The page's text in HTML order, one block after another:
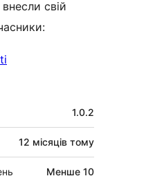
свій
1.0.2
12 місяців тому
Менше 10